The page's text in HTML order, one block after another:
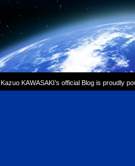
Kazuo KAWASAKI’s official Blog is proudly